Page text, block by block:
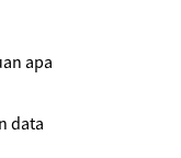
apa
data